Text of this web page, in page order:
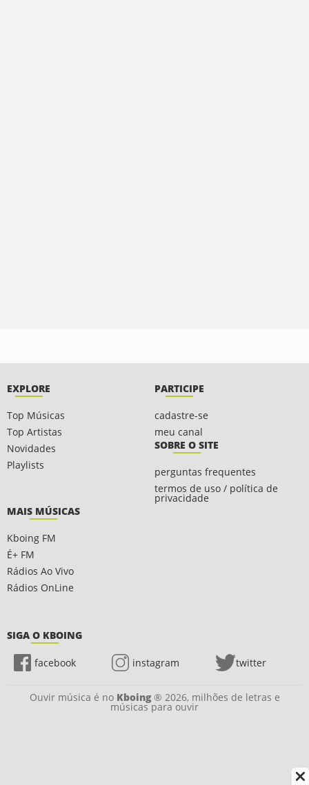
EXPLORE
Top Músicas
Top Artistas
Novidades
Playlists
PARTICIPE
cadastre-se
meu canal
SOBRE O SITE
perguntas frequentes
termos de uso / política de
privacidade
MAIS MÚSICAS
Kboing FM
É+ FM
Rádios Ao Vivo
Rádios OnLine
SIGA O KBOING
facebook instagram twitter
Ouvir música é no Kboing® 2026, milhões de letras e
músicas para ouvir